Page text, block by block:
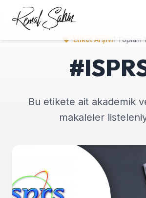
Etiket Arşivi1 Toplam
Bu etikete ait akademik
makaleler